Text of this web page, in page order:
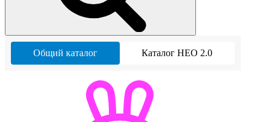
Общий каталог Каталог НЕО 2.0